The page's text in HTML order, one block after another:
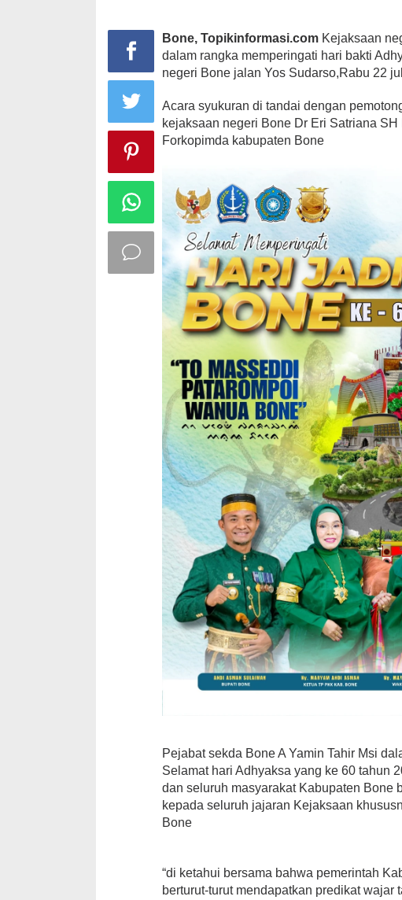
Bone, Topikinformasi.com Kejaksaan
dalam rangka memperingati hari bakti
negeri Bone jalan Yos Sudarso,Rabu 22
Acara syukuran di tandai dengan
kejaksaan negeri Bone Dr Eri Satriana
Forkopimda kabupaten Bone
Pejabat sekda Bone A Yamin Tahir Msi
Selamat hari Adhyaksa yang ke 60 tahun
dan seluruh masyarakat Kabupaten Bone
kepada seluruh jajaran Kejaksaan
Bone
“di ketahui bersama bahwa pemerintah
berturut-turut mendapatkan predikat